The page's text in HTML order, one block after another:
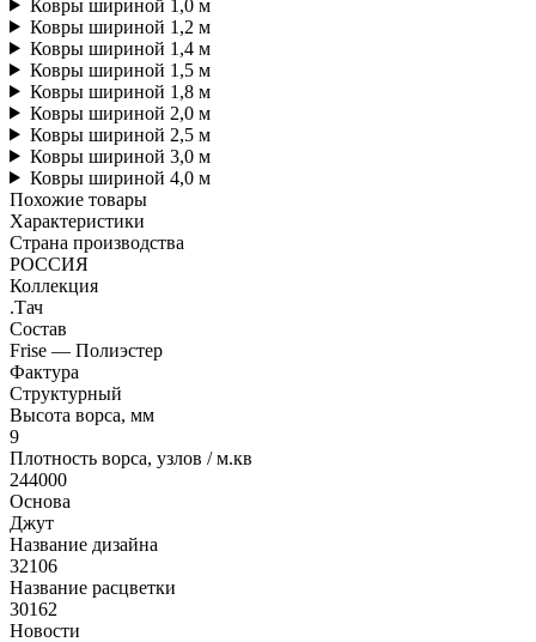
Ковры шириной 1,0 м
Ковры шириной 1,2 м
Ковры шириной 1,4 м
Ковры шириной 1,5 м
Ковры шириной 1,8 м
Ковры шириной 2,0 м
Ковры шириной 2,5 м
Ковры шириной 3,0 м
Ковры шириной 4,0 м
Похожие товары
Характеристики
Страна производства
РОССИЯ
Коллекция
.Тач
Состав
Frise — Полиэстер
Фактура
Структурный
Высота ворса, мм
9
Плотность ворса, узлов / м.кв
244000
Основа
Джут
Название дизайна
32106
Название расцветки
30162
Новости